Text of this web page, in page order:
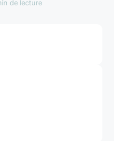
de lecture